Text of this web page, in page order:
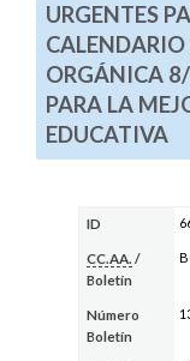
URGENTES
ORGÁNICA
PARA LA
EDUCATIVA
ID
CC.AA. /
Boletín
Número
Boletín